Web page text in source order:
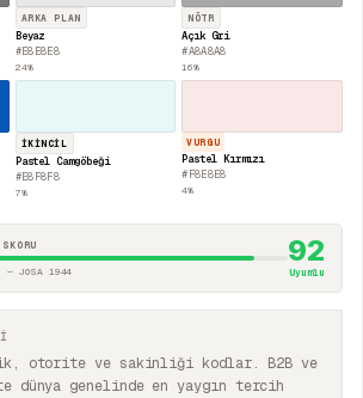
ARKA PLAN
Beyaz
#E8E8E8
24%
NÖTR
Açık Gri
#A8A8A8
16%
İKINCIL
Pastel Camgöbeği
#E8F8F8
7%
VURGU
Pastel Kırmızı
#F8E8E8
4%
— JOSA 1944
92
Uyumlu
otorite ve sakinliği kodlar. B2B ve
dünya genelinde en yaygın tercih